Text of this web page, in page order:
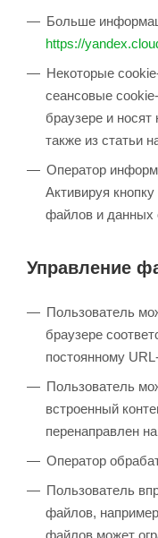
Больше
https://
Некоторые
сеансовые
браузере и
также из статьи
Оператор
Активируя
файлов и данных
Управление
Пользователь
браузере
постоянному
Пользователь
встроенный
перенаправлен
Оператор
Пользователь
файлов,
файлов может